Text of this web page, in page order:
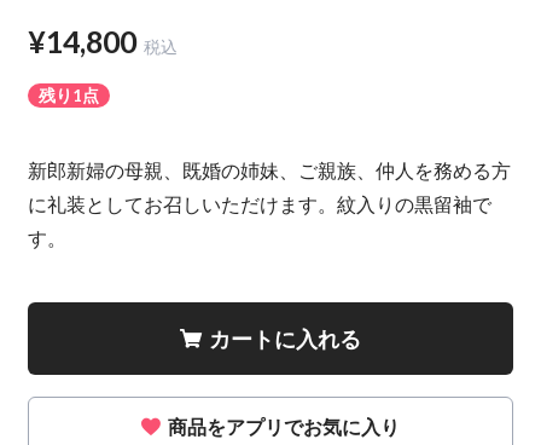
¥14,800 税込
残り1点
新郎新婦の母親、既婚の姉妹、ご親族、仲人を務める方
に礼装としてお召しいただけます。紋入りの黒留袖で
す。
カートに入れる
商品をアプリでお気に入り